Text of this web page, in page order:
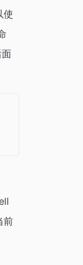
使
前